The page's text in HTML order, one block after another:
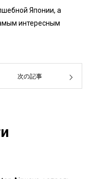
Японии, а
интересным
次の記事